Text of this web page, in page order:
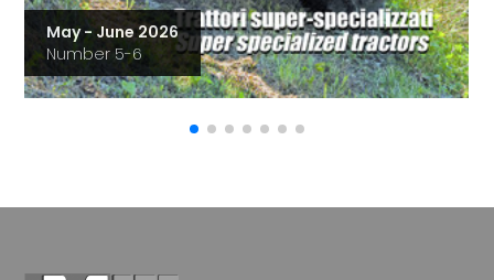
May - June 2026
Number 5-6